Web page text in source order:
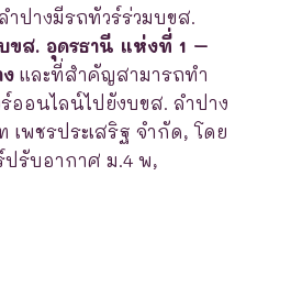
ส.
ลราชธานี
บลราชธานี
ง
ำปางมีรถทัวร์ร่วมบขส.
ขส. อุดรธานี แห่งที่ 1 –
และที่สำคัญสามารถทำ
ออนไลน์ไปยังบขส. ลำปาง
พชรประเสริฐ จำกัด, โดย
ปรับอากาศ ม.4 พ,